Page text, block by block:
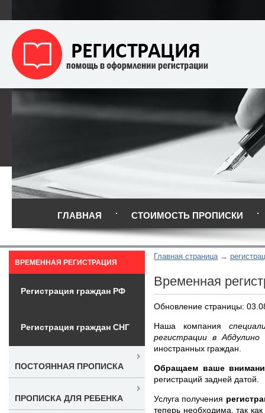
ГЛАВНАЯ СТОИМОСТЬ ПРОПИСКИ
Главная страница
Временная
Обновление страницы:
Наша компания
регистрации в Абдулино
иностранных граждан.
Обращаем ваше
регистраций задней датой.
Услуга получения
теперь необходима, так
ВРЕМЕННАЯ РЕГИСТРАЦИЯ
Регистрация граждан РФ
Регистрация граждан СНГ
ПОСТОЯННАЯ ПРОПИСКА
ПРОПИСКА ДЛЯ РЕБЕНКА